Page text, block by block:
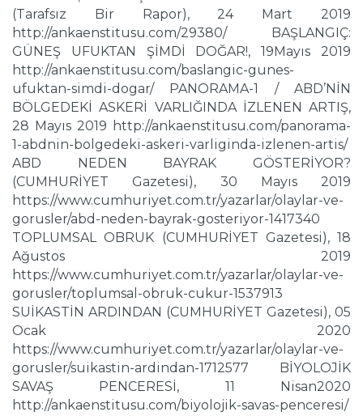
(Tarafsız Bir Rapor), 24 Mart 2019
http://ankaenstitusu.com/29380/ BAŞLANGIÇ:
GÜNEŞ UFUKTAN ŞİMDİ DOĞAR!, 19Mayıs 2019
http://ankaenstitusu.com/baslangic-gunes-
ufuktan-simdi-dogar/ PANORAMA-1 / ABD’NİN
BÖLGEDEKİ ASKERİ VARLIĞINDA İZLENEN ARTIŞ,
28 Mayıs 2019 http://ankaenstitusu.com/panorama-
1-abdnin-bolgedeki-askeri-varliginda-izlenen-artis/
ABD NEDEN BAYRAK GÖSTERİYOR?
(CUMHURİYET Gazetesi), 30 Mayıs 2019
https://www.cumhuriyet.com.tr/yazarlar/olaylar-ve-
gorusler/abd-neden-bayrak-gosteriyor-1417340
TOPLUMSAL OBRUK (CUMHURİYET Gazetesi), 18
Ağustos 2019
https://www.cumhuriyet.com.tr/yazarlar/olaylar-ve-
gorusler/toplumsal-obruk-cukur-1537913
SUİKASTİN ARDINDAN (CUMHURİYET Gazetesi), 05
Ocak 2020
https://www.cumhuriyet.com.tr/yazarlar/olaylar-ve-
gorusler/suikastin-ardindan-1712577 BİYOLOJİK
SAVAŞ PENCERESİ, 11 Nisan2020
http://ankaenstitusu.com/biyolojik-savas-penceresi/